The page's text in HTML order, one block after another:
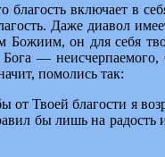
включает в
Даже диавол
Божиим, он для себя
— неисчерпаемого,
помолись так:
Твоей благости я
бы лишь на радость